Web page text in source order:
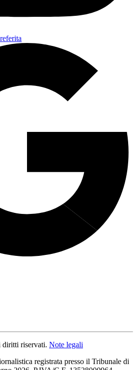
riservati. Note legali
registrata presso il Tribunale di